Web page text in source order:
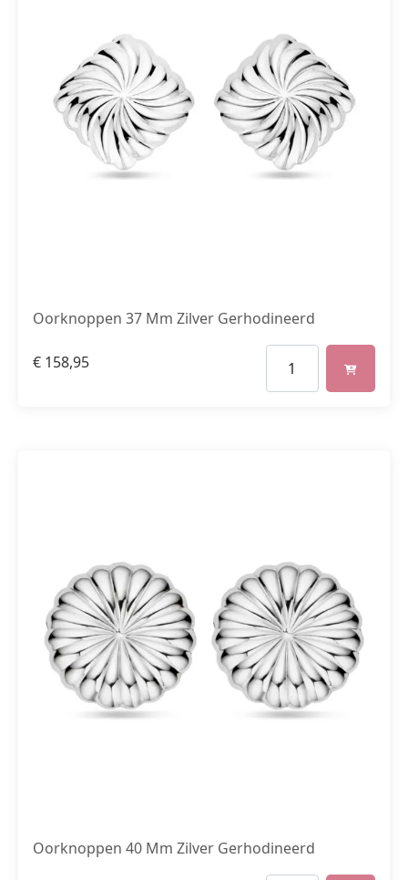
Oorknoppen 37 Mm Zilver Gerhodineerd
€ 158,95
Oorknoppen 40 Mm Zilver Gerhodineerd